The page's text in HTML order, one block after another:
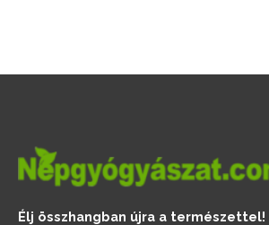
Élj összhangban újra a természettel!